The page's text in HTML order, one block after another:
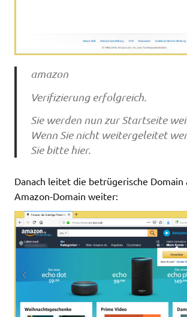
amazon
Verifizierung erfolgreich.
Sie werden nun zur Startseite
Wenn Sie nicht weitergeleitet
Sie bitte hier.
Danach leitet die betrügerische Domain
Amazon-Domain weiter: